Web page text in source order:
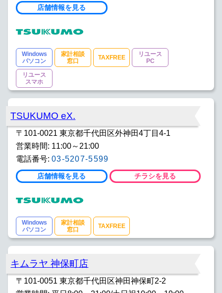
店舗情報を見る
Windows
パソコン
家計相談
窓口
TAXFREE
リユース
PC
リユース
スマホ
TSUKUMO eX.
〒101-0021 東京都千代田区外神田4丁目4-1
営業時間: 11:00～21:00
電話番号: 03-5207-5599
店舗情報を見る チラシを見る
Windows
パソコン
家計相談
窓口
TAXFREE
キムラヤ 神保町店
〒101-0051 東京都千代田区神田神保町2-2